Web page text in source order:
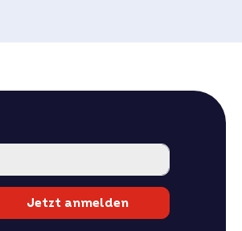
Jetzt anmelden